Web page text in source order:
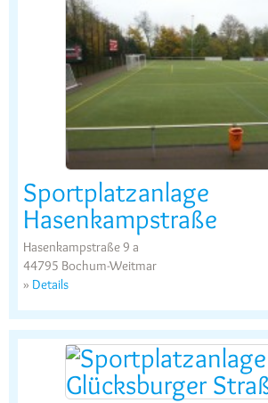
Sportplatzanlage
Hasenkampstraße
Hasenkampstraße 9 a
44795 Bochum-Weitmar
» Details